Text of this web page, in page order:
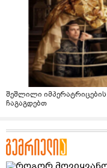
შეშლილი
ჩაგაგდებთ